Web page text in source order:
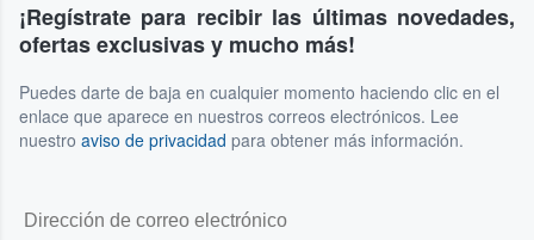
¡Regístrate para recibir las últimas novedades,
ofertas exclusivas y mucho más!
Puedes darte de baja en cualquier momento haciendo clic en el
enlace que aparece en nuestros correos electrónicos. Lee
nuestro aviso de privacidad para obtener más información.